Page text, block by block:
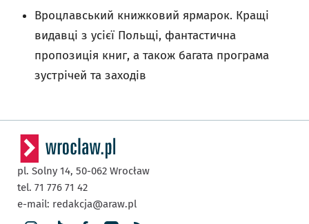
Вроцлавський книжковий ярмарок. Кращі
видавці з усієї Польщі, фантастична
пропозиція книг, а також багата програма
зустрічей та заходів
pl. Solny 14, 50-062 Wrocław
tel. 71 776 71 42
e-mail: redakcja@araw.pl